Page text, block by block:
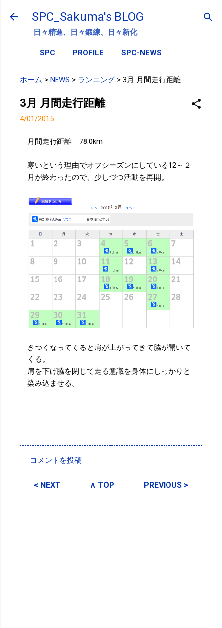
スキップしてメイン コンテンツに移動
SPC_Sakuma's BLOG
日々精進、日々鍛練、日々新化
SPC PROFILE SPC-NEWS
ホーム > NEWS > ランニング > 3月 月間走行距離
3月 月間走行距離
4/01/2015
月間走行距離 78.0km
寒いという理由でオフシーズンにしている12～２
月が終わったので、少しづつ活動を再開。
きつくなってくると肩が上がってきて脇が開いて
くる。
肩を下げ脇を閉じて走る意識を身体にしっかりと
染み込ませる。
メ
コメントを投稿
< NEXT ∧ TOP PREVIOUS >